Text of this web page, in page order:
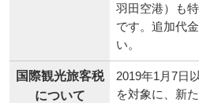
羽田空港）も
です。追加代
い。
国際観光旅客税
について
2019年1月7日
を対象に、新